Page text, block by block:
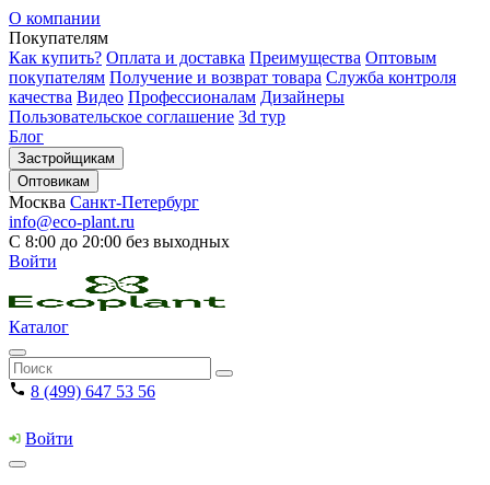
О компании
Покупателям
Как купить? Оплата и доставка Преимущества Оптовым
покупателям Получение и возврат товара Служба контроля
качества Видео Профессионалам Дизайнеры
Пользовательское соглашение 3d тур
Блог
Застройщикам
Оптовикам
Москва Санкт-Петербург
info@eco-plant.ru
С 8:00 до 20:00 без выходных
Войти
Каталог
8 (499) 647 53 56
Войти